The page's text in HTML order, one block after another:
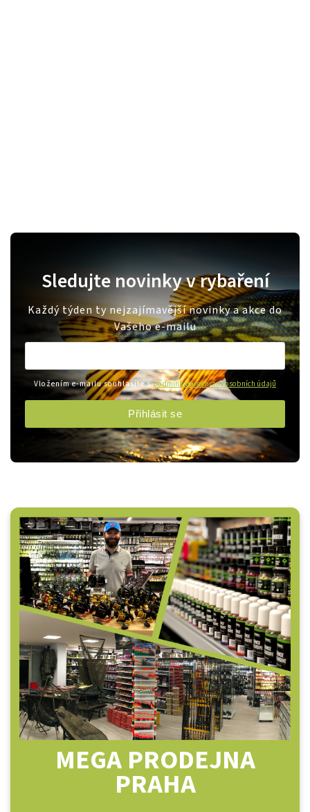
MEGA PRODEJNA
PRAHA
Sledujte novinky v rybaření
Každý týden ty nejzajímavější novinky a akce do
Vašeho e-mailu
Vložením e-mailu souhlasíte spodmínkami ochrany osobních údajů
Přihlásit se